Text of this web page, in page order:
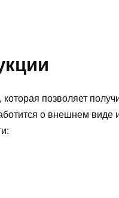
позволяет
о внешнем